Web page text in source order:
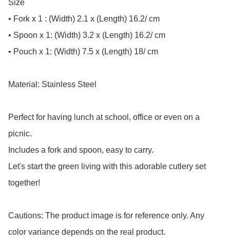
Size
• Fork x 1 : (Width) 2.1 x (Length) 16.2/ cm
• Spoon x 1: (Width) 3.2 x (Length) 16.2/ cm
• Pouch x 1: (Width) 7.5 x (Length) 18/ cm
Material: Stainless Steel
Perfect for having lunch at school, office or even on a
picnic.
Includes a fork and spoon, easy to carry.
Let's start the green living with this adorable cutlery set
together!
Cautions: The product image is for reference only. Any
color variance depends on the real product.